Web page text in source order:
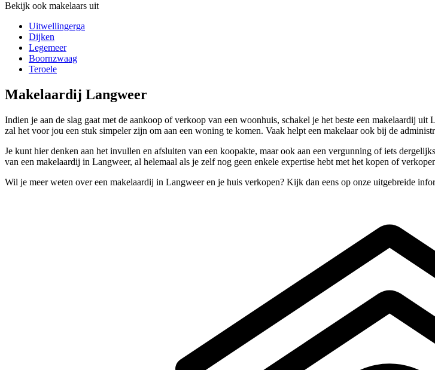
Bekijk ook makelaars uit
Uitwellingerga
Dijken
Legemeer
Boornzwaag
Teroele
Makelaardij Langweer
Indien je aan de slag gaat met de aankoop of verkoop van een woonhuis, schakel je het beste een makelaardij
zal het voor jou een stuk simpeler zijn om aan een woning te komen. Vaak helpt een makelaar ook bij de
Je kunt hier denken aan het invullen en afsluiten van een koopakte, maar ook aan een vergunning of iets
van een makelaardij in Langweer, al helemaal als je zelf nog geen enkele expertise hebt met het kopen of
Wil je meer weten over een makelaardij in Langweer en je huis verkopen? Kijk dan eens op onze uitgebreide